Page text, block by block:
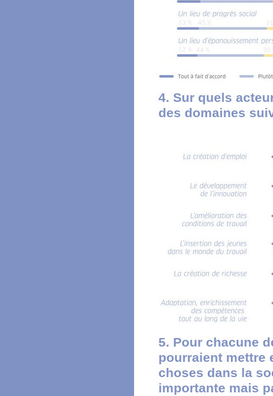
4. Sur quels
des domaines
5. Pour chacune
pourraient mettre
choses dans la
importante mais